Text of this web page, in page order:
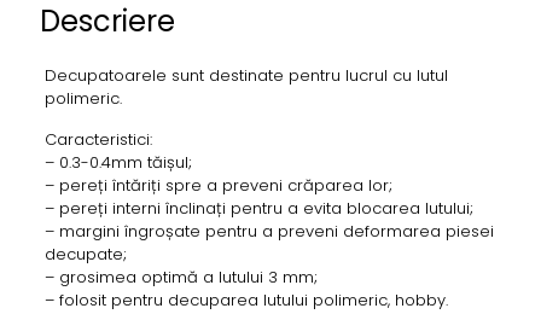
Descriere
Decupatoarele sunt destinate pentru lucrul cu lutul
polimeric.
Caracteristici:
– 0.3-0.4mm tăișul;
– pereți întăriți spre a preveni crăparea lor;
– pereți interni înclinați pentru a evita blocarea lutului;
– margini îngroșate pentru a preveni deformarea piesei
decupate;
– grosimea optimă a lutului 3 mm;
– folosit pentru decuparea lutului polimeric, hobby.